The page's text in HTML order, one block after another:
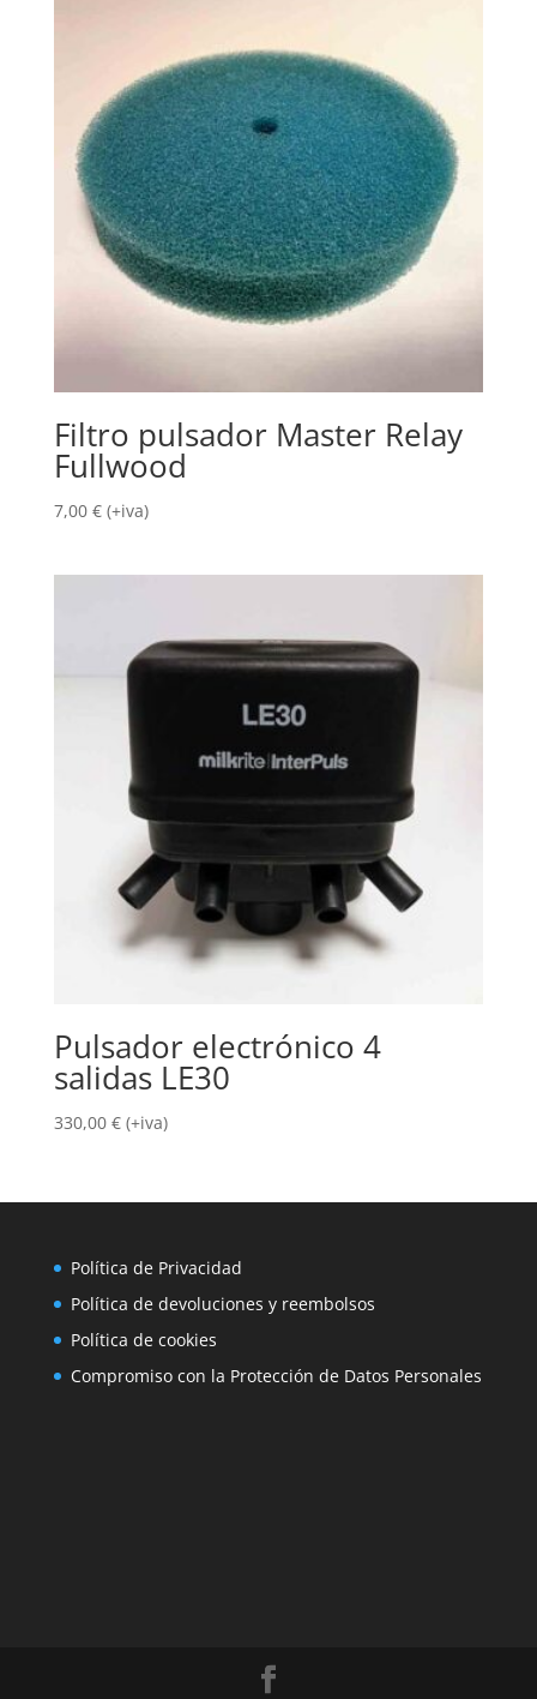
Filtro pulsador Master Relay
Fullwood
7,00 € (+iva)
Pulsador electrónico 4
salidas LE30
330,00 € (+iva)
Política de Privacidad
Política de devoluciones y reembolsos
Política de cookies
Compromiso con la Protección de Datos Personales